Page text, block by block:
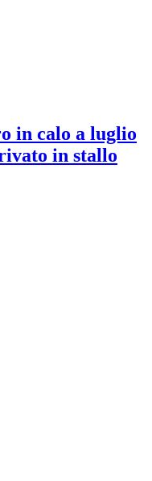
in calo a luglio
in stallo